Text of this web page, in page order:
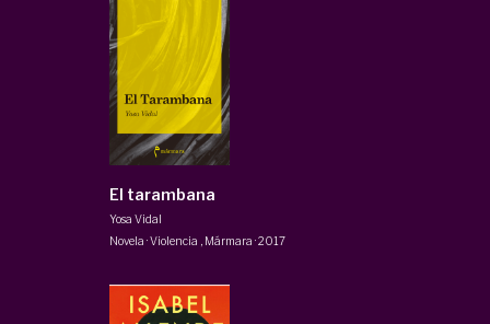
El tarambana
Yosa Vidal
Novela · Violencia
Mármara ·2017